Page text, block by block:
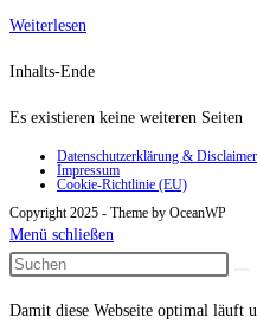
Weiterlesen
Inhalts-Ende
Es existieren keine weiteren Seiten
Datenschutzerklärung & Disclaimer
Impressum
Cookie-Richtlinie (EU)
Copyright 2025 - Theme by OceanWP
Menü schließen
Damit diese Webseite optimal läuft